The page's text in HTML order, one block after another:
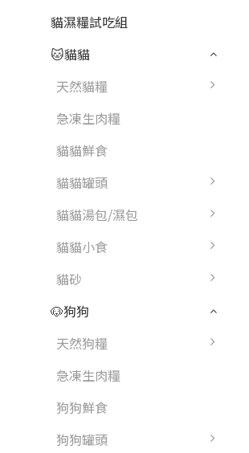
貓濕糧試吃組
🐱貓貓
天然貓糧
急凍生肉糧
貓貓鮮食
貓貓罐頭
貓貓湯包/濕包
貓貓小食
貓砂
🐶狗狗
天然狗糧
急凍生肉糧
狗狗鮮食
狗狗罐頭